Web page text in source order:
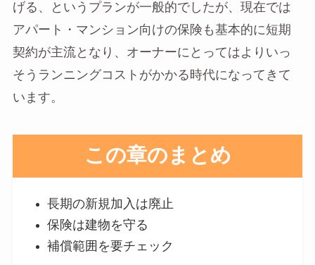
げる、というプランが一般的でしたが、現在では
アパート・マンション向けの保険も基本的に短期
契約が主流となり、オーナーにとってはよりいっ
そうランニングコストがかかる時代になってきて
います。
この章のまとめ
長期の新規加入は廃止
保険は建物を守る
補償範囲を要チェック